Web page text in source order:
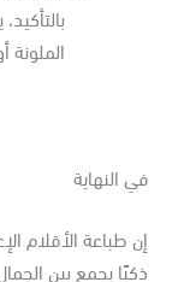
بالتأكيد،
الملونة أو
النهاية
طباعة الأقلام
يجمع بين الجمال